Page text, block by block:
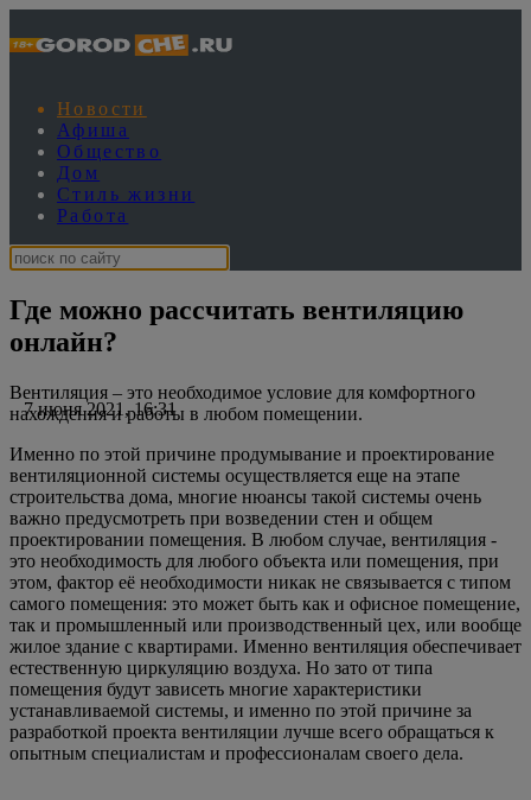
Новости
Афиша
Общество
Дом
Стиль жизни
Работа
Где можно рассчитать вентиляцию
онлайн?
7 июня 2021, 16:31
Вентиляция – это необходимое условие для комфортного
нахождения и работы в любом помещении.
Именно по этой причине продумывание и проектирование
вентиляционной системы осуществляется еще на этапе
строительства дома, многие нюансы такой системы очень
важно предусмотреть при возведении стен и общем
проектировании помещения. В любом случае, вентиляция -
это необходимость для любого объекта или помещения, при
этом, фактор её необходимости никак не связывается с типом
самого помещения: это может быть как и офисное помещение,
так и промышленный или производственный цех, или вообще
жилое здание с квартирами. Именно вентиляция обеспечивает
естественную циркуляцию воздуха. Но зато от типа
помещения будут зависеть многие характеристики
устанавливаемой системы, и именно по этой причине за
разработкой проекта вентиляции лучше всего обращаться к
опытным специалистам и профессионалам своего дела.